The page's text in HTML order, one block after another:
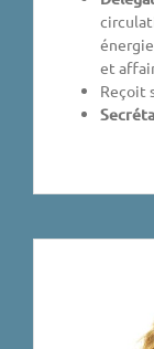
et
Reçoit